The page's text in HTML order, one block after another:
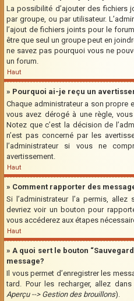
La possibilité d’ajouter des fichiers
par groupe, ou par utilisateur.
l’ajout de fichiers joints pour le
être que seul un groupe peut en
ne savez pas pourquoi vous ne
un forum.
Haut
» Pourquoi ai-je reçu un
Chaque administrateur a son propre
vous avez dérogé à une règle,
Notez que c’est la décision de
n’est pas concerné par les
l’administrateur si vous ne
avertissement.
Haut
» Comment rapporter des
Si l’administrateur l’a permis,
devriez voir un bouton pour
vous accéderez aux étapes
Haut
» A quoi sert le bouton
message?
Il vous permet d’enregistrer les
tard. Pour les recharger, allez
Aperçu --> Gestion des brouillons).